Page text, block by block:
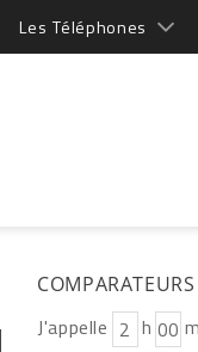
Les Téléphones
COMPARATEURS
J'appelle h